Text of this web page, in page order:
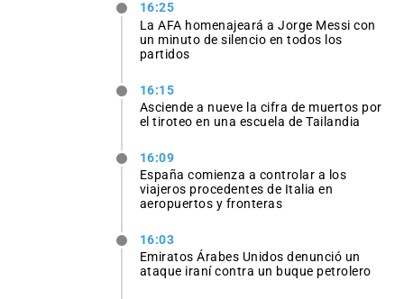
16:25
La AFA homenajeará a Jorge Messi con
un minuto de silencio en todos los
partidos
16:15
Asciende a nueve la cifra de muertos por
el tiroteo en una escuela de Tailandia
16:09
España comienza a controlar a los
viajeros procedentes de Italia en
aeropuertos y fronteras
16:03
Emiratos Árabes Unidos denunció un
ataque iraní contra un buque petrolero